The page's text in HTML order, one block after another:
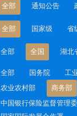
全部 通知公告
全部 国家级 省
全部 全国 湖北
全部 国务院 工
农业农村部
商务部
中国银行保险监督管理